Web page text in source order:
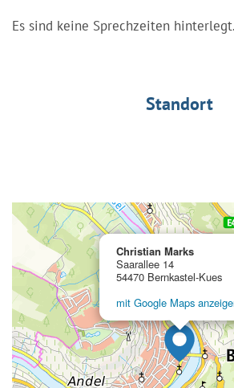
Es sind keine Sprechzeiten hinterlegt.
Standort
Christian Marks
Saarallee 14
54470 Bernkastel-Kues
mit Google Maps